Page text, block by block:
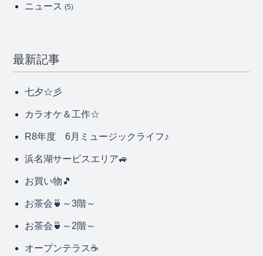
ニュース(5)
最新記事
七夕☆彡
カラオケ＆工作☆
R8年度 6月ミュージックライフ♪
浜名湖サービスエリア🚙
お買い物🎵
お茶会🍵～3階～
お茶会🍵～2階～
オープンテラス☕